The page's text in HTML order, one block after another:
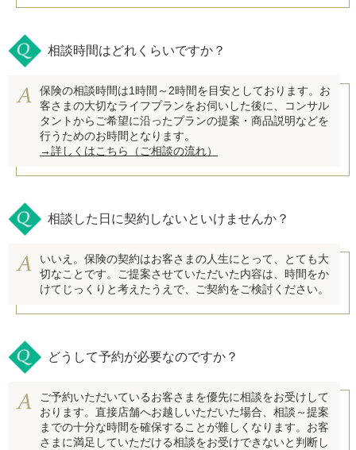
相談時間はどれくらいですか？
保険の相談時間は1時間～2時間を目安としております。お
客さまの大切なライフプランをお伺いした後に、コンサル
タントからご希望に沿ったプランの提案・商品説明などを
行うためのお時間となります。
→詳しくはこちら（ご相談の流れ）
相談した日に契約しないといけませんか？
いいえ。保険の契約はお客さまの人生にとって、とても大
切なことです。ご提案させていただいた内容は、時間をか
けてじっくりと考えたうえで、ご契約をご検討ください。
どうして予約が必要なのですか？
ご予約いただいているお客さまを優先に相談をお受けして
おります。直接店舗へお越しいただいた場合、相談～提案
までの十分な時間を確保することが難しくなります。お客
さまに満足していただける相談をお受けできないと判断し